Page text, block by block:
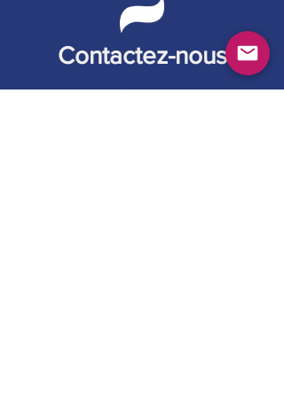
Contactez-nous